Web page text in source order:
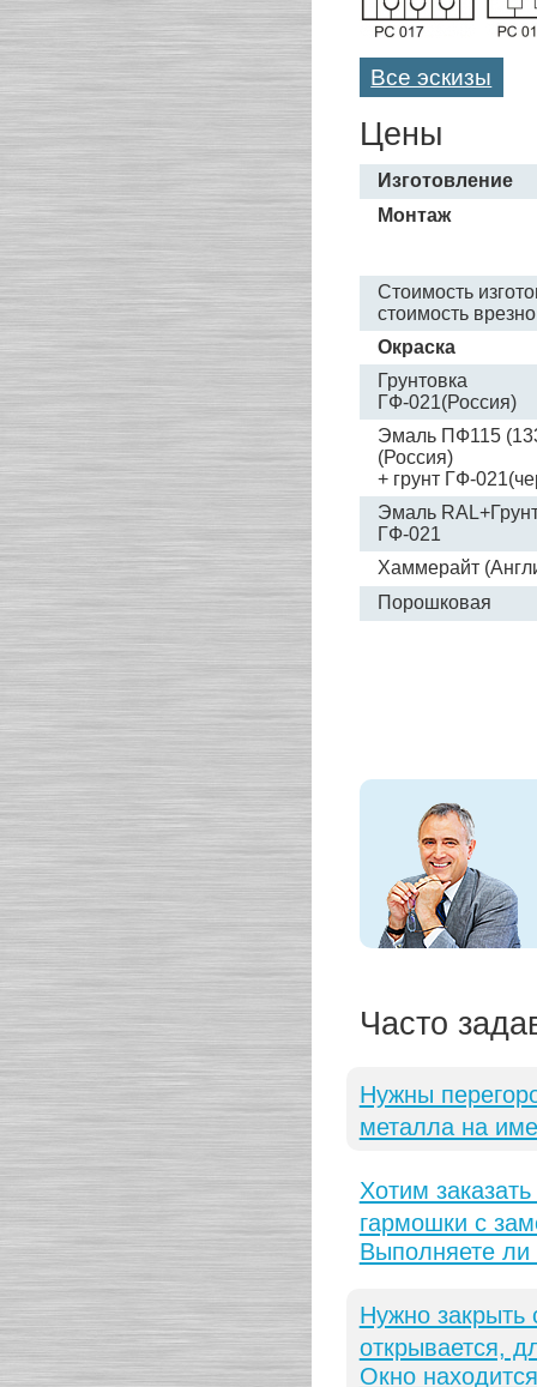
Все эскизы
Цены
Изготовление
Монтаж
Стоимость
стоимость
Окраска
Грунтовка
ГФ-021(Россия)
Эмаль ПФ115
(Россия)
+ грунт ГФ-
Эмаль
ГФ-021
Хаммерайт
Порошковая
Часто
Нужны
металла на
Хотим
гармошки с
Выполняете ли
Нужно закрыть
открывается,
Окно